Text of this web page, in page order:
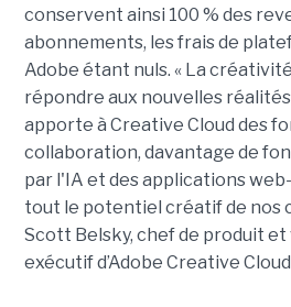
conservent ainsi 100 % des
abonnements, les frais de
Adobe étant nuls. « La
répondre aux nouvelles
apporte à Creative Cloud des
collaboration, davantage de
par l'IA et des applications
tout le potentiel créatif de nos
Scott Belsky, chef de produit
exécutif d’Adobe Creative